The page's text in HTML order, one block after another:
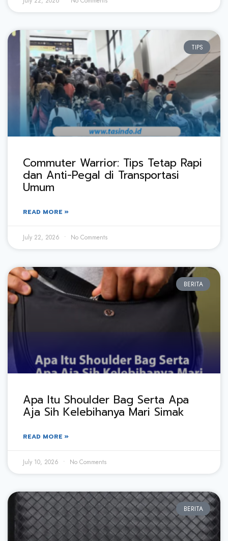
TIPS
Commuter Warrior: Tips Tetap Rapi
dan Anti-Pegal di Transportasi
Umum
READ MORE »
July 22, 2026 No Comments
BERITA
Apa Itu Shoulder Bag Serta Apa
Aja Sih Kelebihanya Mari Simak
READ MORE »
July 10, 2026 No Comments
BERITA